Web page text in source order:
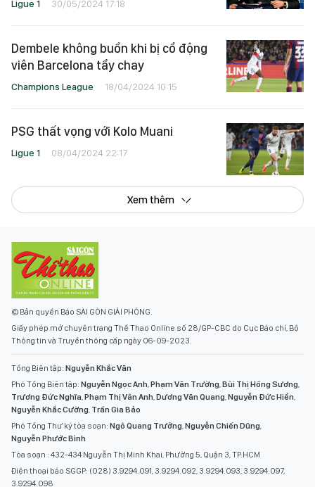
Ligue 1 30/05/2024 17:18
Dembele không buồn khi bị cổ động
viên Barcelona tẩy chay
Champions League 18/04/2024 10:15
PSG thất vọng với Kolo Muani
Ligue 1 08/04/2024 22:17
Xem thêm
© Bản quyền Báo SÀI GÒN GIẢI PHÓNG.
Giấy phép mở chuyên trang Thể Thao Online số 28/GP-CBC do Cục Báo chí, Bộ
Thông tin và Truyền thông cấp ngày 06-09-2023.
Tổng Biên tập: Nguyễn Khắc Văn
Phó Tổng Biên tập: Nguyễn Ngọc Anh Phạm Văn Trường Bùi Thị Hồng Sương
Trương Đức Nghĩa Phạm Thị Vân Anh Dương Văn Quang Nguyễn Đức Hiển
Nguyễn Khắc Cường Trần Gia Bảo
Phó Tổng Thư ký tòa soạn: Ngô Quang Trưởng Nguyễn Chiến Dũng
Nguyễn Phước Bình
Tòa soạn : 432-434 Nguyễn Thị Minh Khai, Phường 5, Quận 3, TP.HCM
Điện thoại báo SGGP: (028) 3.9294.091, 3.9294.092, 3.9294.093, 3.9294.097,
3.9294.098